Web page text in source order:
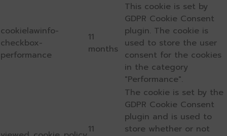
cookielawinfo-
checkbox-
performance
11
months
This cookie is set by
GDPR Cookie Consent
plugin. The cookie is
used to store the user
consent for the cookies
in the category
"Performance".
11
The cookie is set by the
GDPR Cookie Consent
plugin and is used to
store whether or not